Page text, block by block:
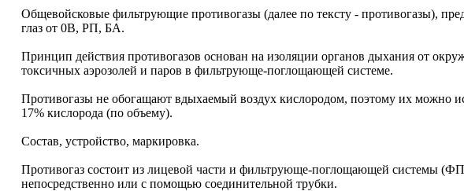
Общевойсковые фильтрующие противогазы (далее по тексту - противогазы),
глаз от 0В, РП, БА.
Принцип действия противогазов основан на изоляции органов дыхания от
токсичных аэрозолей и паров в фильтрующе-поглощающей системе.
Противогазы не обогащают вдыхаемый воздух кислородом, поэтому их можно
17% кислорода (по объему).
Состав, устройство, маркировка.
Противогаз состоит из лицевой части и фильтрующе-поглощающей системы
непосредственно или с помощью соединительной трубки.